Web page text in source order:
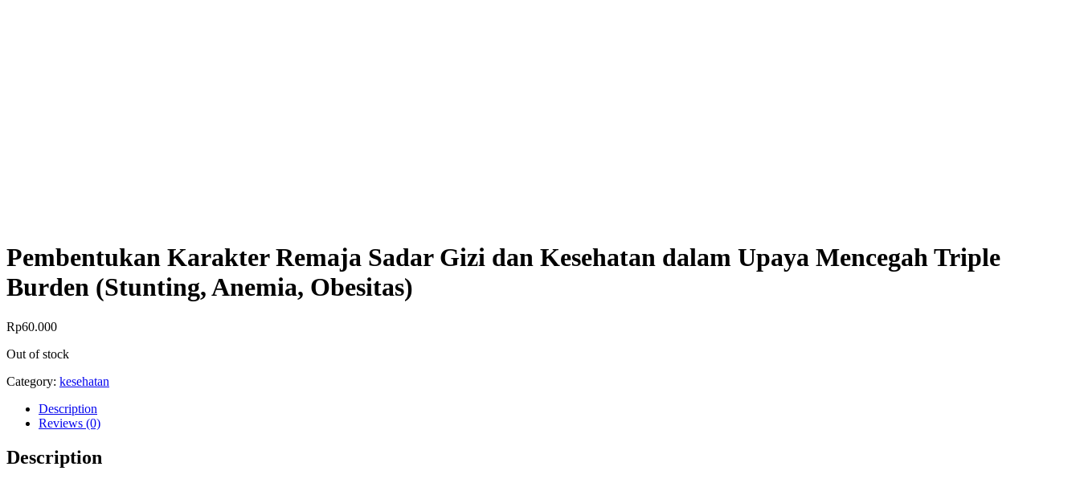
Pembentukan Karakter Remaja Sadar Gizi dan Kesehatan dalam Upaya Mencegah Triple
Burden (Stunting, Anemia, Obesitas)
Rp60.000
Out of stock
Category: kesehatan
Description
Reviews (0)
Description